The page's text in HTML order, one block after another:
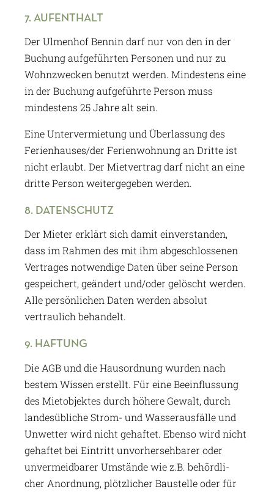
7. AUFENTHALT
Der Ulmenhof Bennin darf nur von den in der
Buchung aufgeführten Personen und nur zu
Wohnzwecken benutzt werden. Mindestens eine
in der Buchung aufgeführte Person muss
mindestens 25 Jahre alt sein.
Eine Untervermietung und Überlassung des
Ferienhauses/der Ferienwohnung an Dritte ist
nicht erlaubt. Der Mietvertrag darf nicht an eine
dritte Person weitergegeben werden.
8. DATENSCHUTZ
Der Mieter erklärt sich damit einverstanden,
dass im Rahmen des mit ihm abgeschlossenen
Vertrages notwendige Daten über seine Person
gespeichert, geändert und/oder gelöscht werden.
Alle persönlichen Daten werden absolut
vertraulich behandelt.
9. HAFTUNG
Die AGB und die Hausordnung wurden nach
bestem Wissen erstellt. Für eine Beeinflussung
des Mietobjektes durch höhere Gewalt, durch
landesübliche Strom- und Wasserausfälle und
Unwetter wird nicht gehaftet. Ebenso wird nicht
gehaftet bei Eintritt unvorhersehbarer oder
unvermeidbarer Umstände wie z.B. behördli-
cher Anordnung, plötzlicher Baustelle oder für